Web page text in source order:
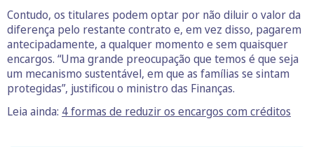
Contudo, os titulares podem optar por não diluir o valor da
diferença pelo restante contrato e, em vez disso, pagarem
antecipadamente, a qualquer momento e sem quaisquer
encargos. “Uma grande preocupação que temos é que seja
um mecanismo sustentável, em que as famílias se sintam
protegidas”, justificou o ministro das Finanças.
Leia ainda: 4 formas de reduzir os encargos com créditos